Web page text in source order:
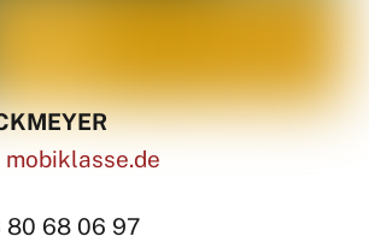
mobiklasse.de
80 68 06 97